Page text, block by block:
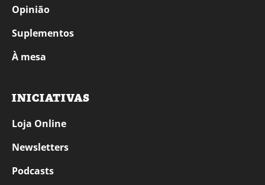
Opinião
Suplementos
À mesa
INICIATIVAS
Loja Online
Newsletters
Podcasts